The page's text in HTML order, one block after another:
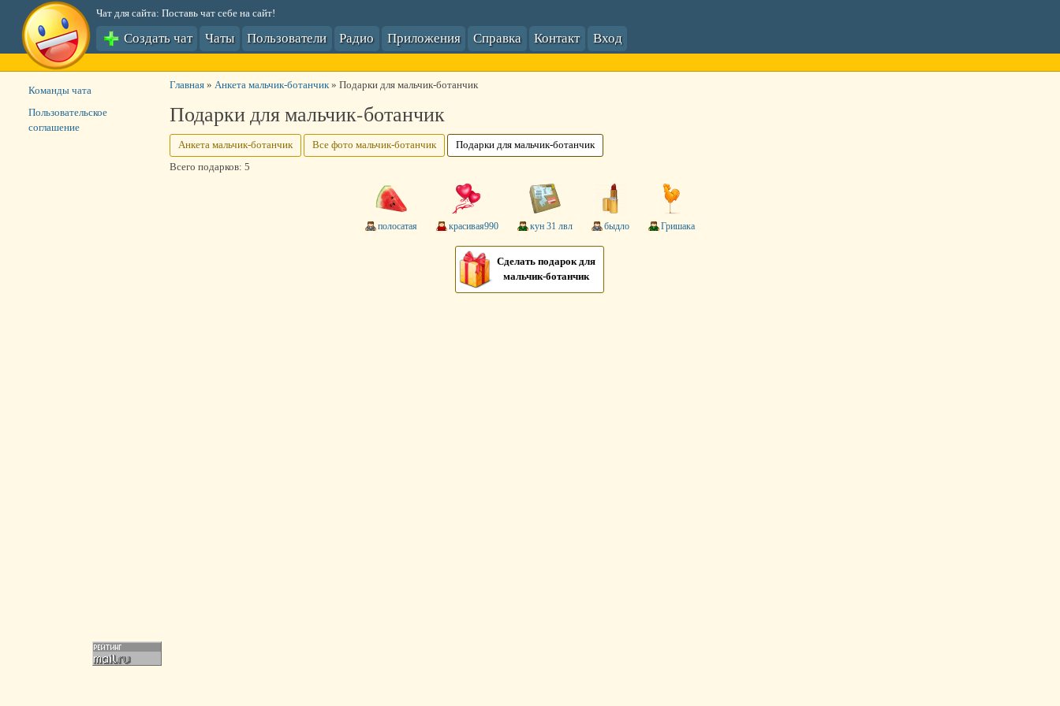
Чат для сайта: Поставь чат себе на сайт!
Создать чат Чаты Пользователи Радио Приложения Справка Контакт Вход
Главная» Анкета мальчик-ботанчик» Подарки для мальчик-ботанчик
Подарки для мальчик-ботанчик
Анкета мальчик-ботанчик Все фото мальчик-ботанчик
Подарки для мальчик-ботанчик
Всего подарков: 5
пoлoсатая красивая990 кун 31 лвл быдлo Гришака
Сделать подарок для
мальчик-ботанчик
Команды чата
Пользовательское
соглашение